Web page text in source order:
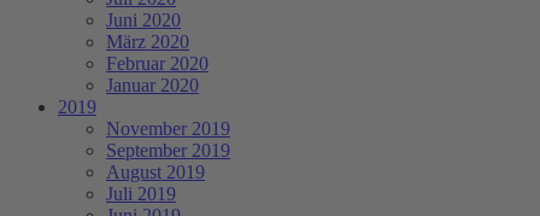
Juni 2020
März 2020
Februar 2020
Januar 2020
2019
November 2019
September 2019
August 2019
Juli 2019